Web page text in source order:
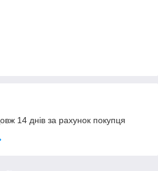
14 днів за рахунок покупця